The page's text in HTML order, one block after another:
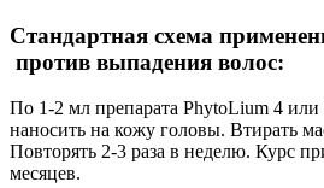
Стандартная схема
против выпадения волос:
По 1-2 мл препарата PhytoLium 4
наносить на кожу головы. Втирать
Повторять 2-3 раза в неделю. Курс
месяцев.